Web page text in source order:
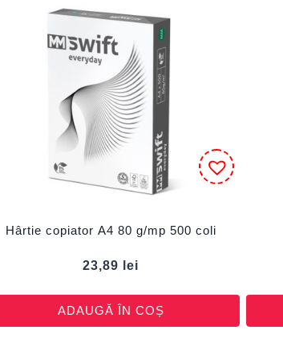
Hârtie copiator A4 80 g/mp 500 coli
23,89 lei
ADAUGĂ ÎN COȘ